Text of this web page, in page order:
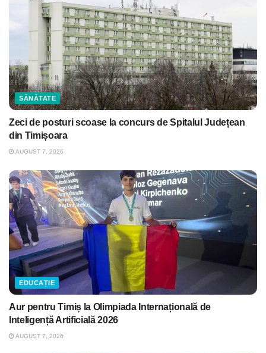
SĂNĂTATE
Zeci de posturi scoase la concurs de Spitalul Județean
din Timișoara
AUGUST 7, 2026
EDUCAȚIE
Aur pentru Timiș la Olimpiada Internațională de
Inteligență Artificială 2026
AUGUST 7, 2026